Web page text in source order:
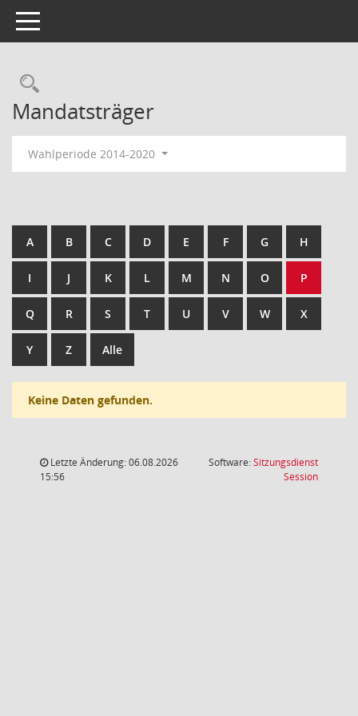
Toggle navigation
Rechercheauswahl
Mandatsträger
Wahlperiode 2014-2020
A B C D E F G H
I J K L M N O P
Q R S T U V W X
Y Z Alle
Keine Daten gefunden.
Letzte Änderung: 06.08.2026
15:56
Software:Sitzungsdienst
Session(Wird in